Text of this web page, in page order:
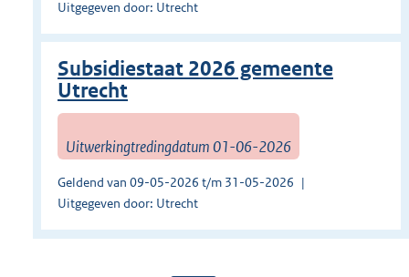
Uitgegeven door: Utrecht
Subsidiestaat 2026 gemeente
Utrecht
Uitwerkingtredingdatum 01-06-2026
Geldend van 09-05-2026 t/m 31-05-2026
Uitgegeven door: Utrecht